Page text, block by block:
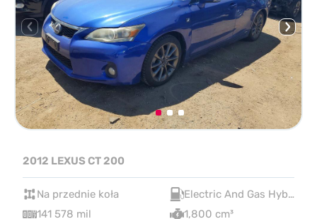
2012 LEXUS CT 200
Na przednie koła
Electric And Gas Hybrid
141 578 mil
1,800 cm³